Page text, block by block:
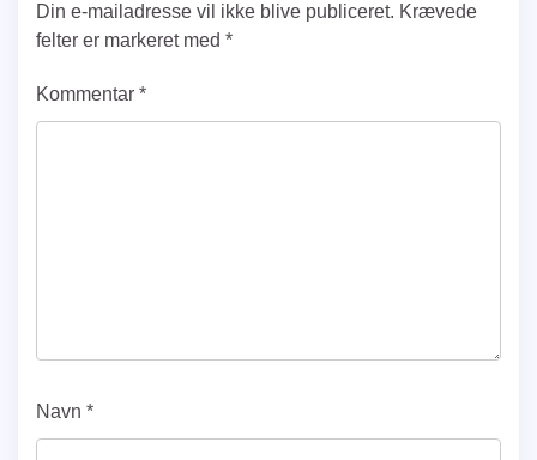
Din e-mailadresse vil ikke blive publiceret. Krævede
felter er markeret med *
Kommentar *
Navn *